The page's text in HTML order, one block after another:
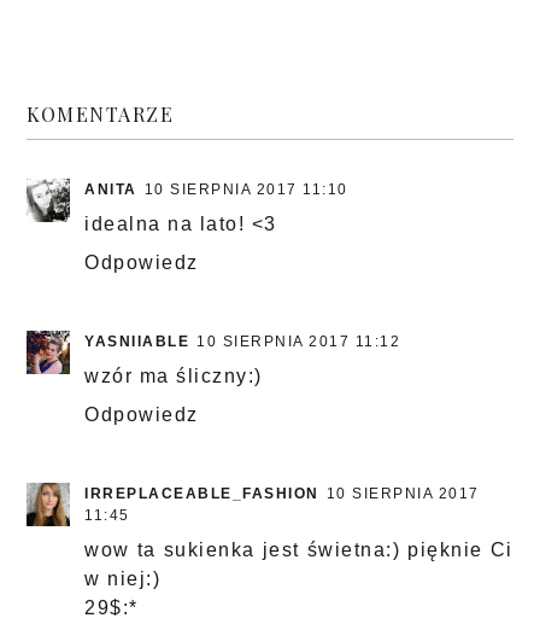
KOMENTARZE
ANITA 10 SIERPNIA 2017 11:10
idealna na lato! <3
Odpowiedz
YASNIIABLE 10 SIERPNIA 2017 11:12
wzór ma śliczny:)
Odpowiedz
IRREPLACEABLE_FASHION
10 SIERPNIA 2017
11:45
wow ta sukienka jest świetna:) pięknie Ci
w niej:)
29$:*